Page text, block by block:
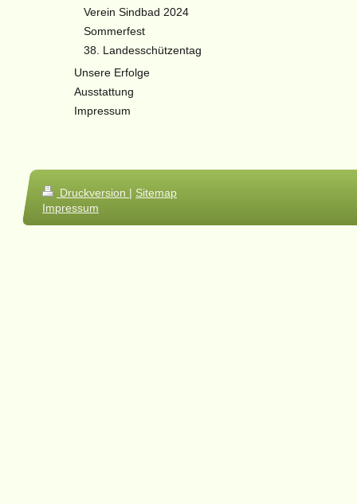
Verein Sindbad 2024
Sommerfest
38. Landesschützentag
Unsere Erfolge
Ausstattung
Impressum
Druckversion | Sitemap
Impressum